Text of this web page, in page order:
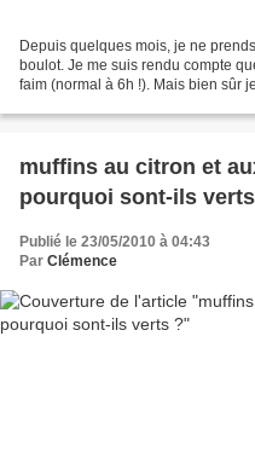
Depuis quelques mois, je ne
boulot. Je me suis rendu compte
faim (normal à 6h !). Mais bien sûr
muffins au citron et
pourquoi sont-ils
Publié le 23/05/2010 à 04:43
Par Clémence